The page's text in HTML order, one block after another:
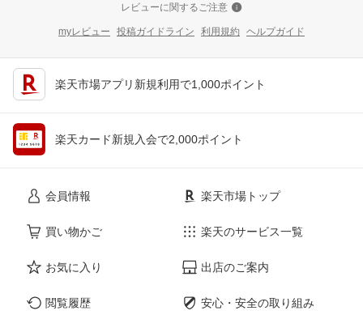
レビューに関するご注意
myレビュー 投稿ガイドライン 利用規約 ヘルプガイド
楽天市場アプリ新規利用で1,000ポイント
楽天カード新規入会で2,000ポイント
会員情報
買い物かご
お気に入り
閲覧履歴
楽天市場トップ
楽天のサービス一覧
出店のご案内
安心・安全の取り組み